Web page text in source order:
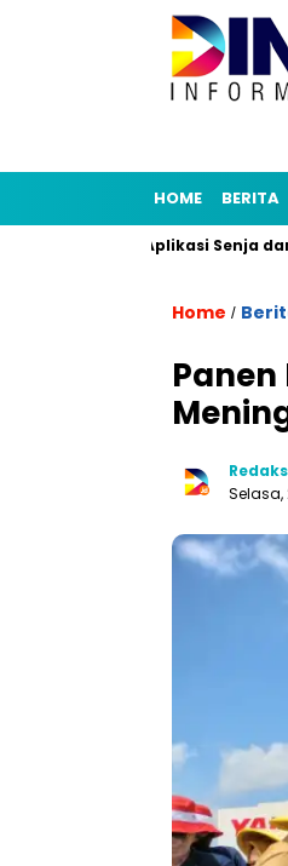
HOME BERITA
Tiru Aplikasi Senja dan E-
Home /
Panen
Selasa,